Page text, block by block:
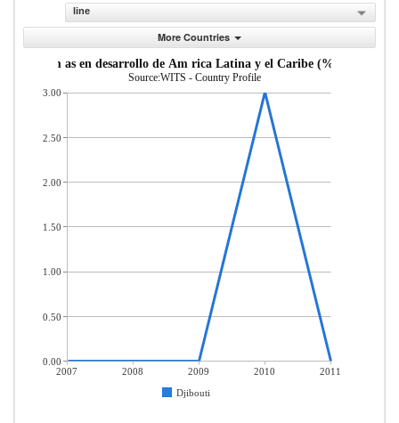
line
More Countries
econom as en desarrollo de Am rica Latina y el Caribe (% del total
Source:WITS - Country Profile
2007 2008 2009 2010
2011
Djibouti
3.00
2.50
2.00
1.50
1.00
0.50
0.00